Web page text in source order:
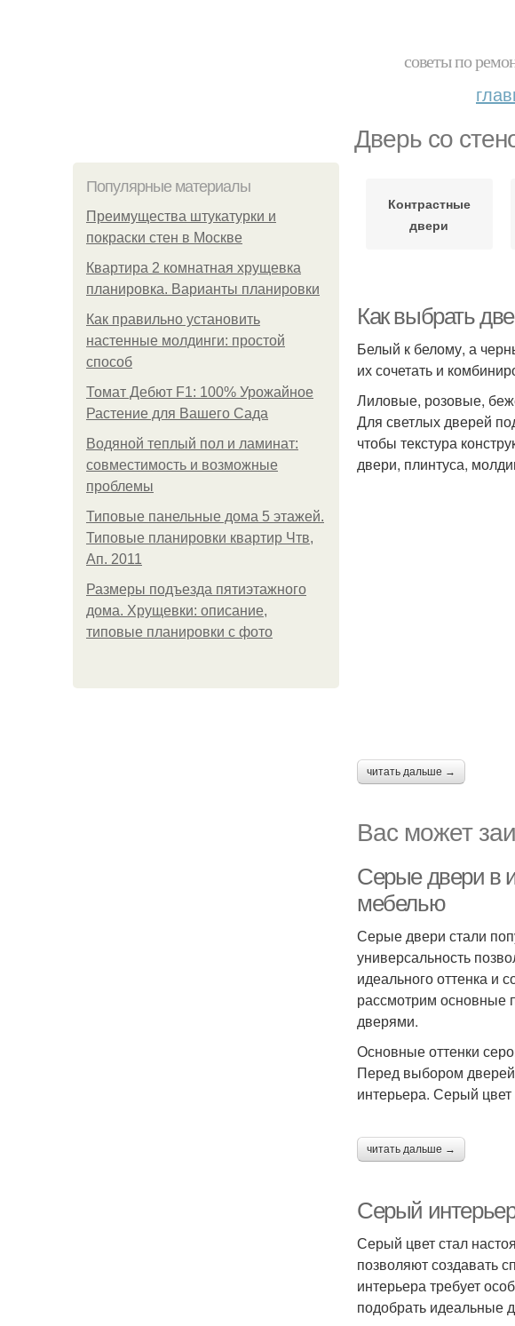
советы по
Дверь со
Популярные материалы
Преимущества штукатурки и
покраски стен в Москве
Квартира 2 комнатная хрущевка
планировка. Варианты планировки
Как правильно установить
настенные молдинги: простой
способ
Томат Дебют F1: 100% Урожайное
Растение для Вашего Сада
Водяной теплый пол и ламинат:
совместимость и возможные
проблемы
Типовые панельные дома 5 этажей.
Типовые планировки квартир Чтв,
Ап. 2011
Размеры подъезда пятиэтажного
дома. Хрущевки: описание,
типовые планировки с фото
Контрастные
двери
Как выбрать
Белый к белому, а
их сочетать и
Лиловые, розовые,
Для светлых дверей
чтобы текстура
двери, плинтуса,
читать дальше →
Вас может
Серые двери в
мебелью
Серые двери стали
универсальность
идеального оттенка и
рассмотрим основные
дверями.
Основные оттенки
Перед выбором дверей
интерьера. Серый
читать дальше →
Серый
Серый цвет стал
позволяют создавать
интерьера требует
подобрать идеальные